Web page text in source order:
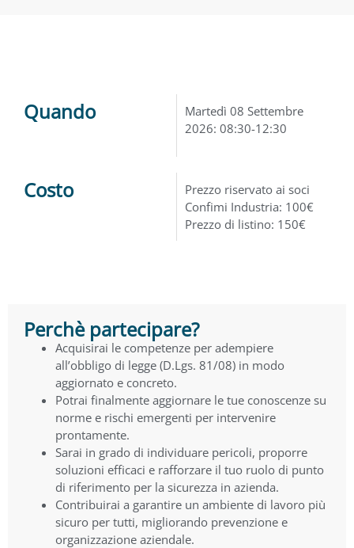
Quando
Martedì 08 Settembre
2026: 08:30-12:30
Costo
Prezzo riservato ai soci
Confimi Industria: 100€
Prezzo di listino: 150€
Perchè partecipare?
Acquisirai le competenze per adempiere
all’obbligo di legge (D.Lgs. 81/08) in modo
aggiornato e concreto.
Potrai finalmente aggiornare le tue conoscenze su
norme e rischi emergenti per intervenire
prontamente.
Sarai in grado di individuare pericoli, proporre
soluzioni efficaci e rafforzare il tuo ruolo di punto
di riferimento per la sicurezza in azienda.
Contribuirai a garantire un ambiente di lavoro più
sicuro per tutti, migliorando prevenzione e
organizzazione aziendale.